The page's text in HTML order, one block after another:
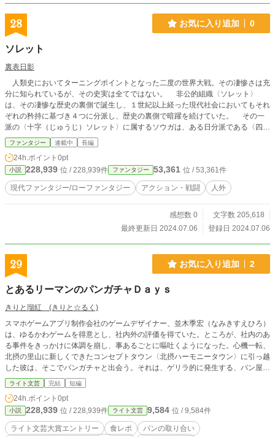
28 お気に入り追加 0
ソレット
裏表日影
人類史においてターニングポイントとなった二度の世界大戦。その凄惨さは充
分に知られているが、その史実は全てではない。 非公的組織〈ソレット〉
は、その凄惨な歴史の裏側で誕生し、１世紀以上経った現代社会においてもそれ
ぞれの矜持に基づき４つに分派し、歴史の裏側で暗躍を続けていた。 その一
派の〈十字（じゅうじ）ソレット〉に属するソウガは、ある日分派である〈四宝
（しほう）ソレット〉の一人、ファンショが行方不明となった事を知らされる。
人員不足の〈四宝ソレット〉の代わりに、〈十字ソレット〉はファンショの捜
索任務に出る事となったが、ソウガたち〈十字ソレット〉が向かったのは、〈ソ
レット〉の由縁（ゆえん）たる場所、「針子村（はりこむら）」であった。
甦った廃村と、行方不明の仲間。そして、我ら〈ソレット〉の始まり。 歴史
の裏で暗躍し続ける者たちを描いた、リアル・ロー・ファンタジー。
ファンタジー 連載中 長編
24h.ポイント 0pt
小説 228,939 位 / 228,939件 ファンタジー 53,361 位 / 53,361件
現代ファンタジー/ローファンタジー アクション・戦闘 人外
感想数 0
文字数 205,618
最終更新日 2024.07.06
登録日 2024.07.06
29 お気に入り追加 2
とあるリーマンのパンガチャＤａｙｓ
きりと瑠紅 (きりと☆るく)
スマホゲームアプリ制作会社のゲームデザイナー、並木季宏（なみきすえひろ）
は、ゆるかわゲームを得意とし、社内外の評価を得ていた。ところが、社内のあ
る事件をきっかけに体調を崩し、事あるごとに嘔吐くようになった。心機一転、
北摂の里山に新しくできたコンセプトタウン〈北摂ハーモニータウン〉に引っ越
した彼は、そこでパンガチャと出会う。それは、ゲリラ的に発生する、パン屋の
売れ残りのパンを野生動物と奪い合う、過激な里山の行事だった。慈愛に満ちた
上司・大牟田と即席バディを組んで参加した季宏は、それにすっかりはまってし
まい、在宅勤務の傍ら「とあるリーマンのパンガチャＤays」というブログを立
ち上げ、その様子を仲間内で発信するようになった。（5/20 完結）
ライト文芸 完結 短編
24h.ポイント 0pt
小説 228,939 位 / 228,939件 ライト文芸 9,584 位 / 9,584件
ライト文芸大賞エントリー 食レポ
パンの取り合い